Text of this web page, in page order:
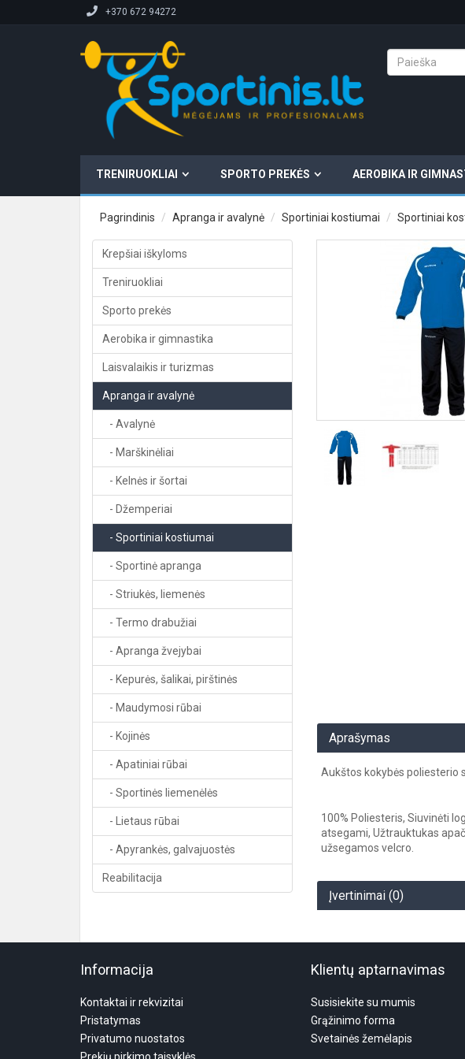
+370 672 94272
TRENIRUOKLIAI SPORTO PREKĖS AEROBIKA IR
Pagrindinis Apranga ir avalynė Sportiniai kostiumai Sportiniai
Krepšiai iškyloms
Treniruokliai
Sporto prekės
Aerobika ir gimnastika
Laisvalaikis ir turizmas
Apranga ir avalynė
- Avalynė
- Marškinėliai
- Kelnės ir šortai
- Džemperiai
- Sportiniai kostiumai
- Sportinė apranga
- Striukės, liemenės
- Termo drabužiai
- Apranga žvejybai
- Kepurės, šalikai, pirštinės
- Maudymosi rūbai
- Kojinės
- Apatiniai rūbai
- Sportinės liemenėlės
- Lietaus rūbai
- Apyrankės, galvajuostės
Reabilitacija
Aprašymas
Aukštos kokybės poliesterio
100% Poliesteris, Siuvinėti
atsegami, Užtrauktukas
užsegamos velcro.
Įvertinimai (0)
Informacija
Kontaktai ir rekvizitai
Pristatymas
Privatumo nuostatos
Klientų aptarnavimas
Susisiekite su mumis
Grąžinimo forma
Svetainės žemėlapis